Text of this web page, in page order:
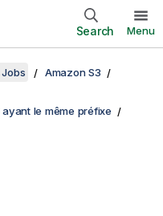
Search Menu
Amazon S3
le même préfixe